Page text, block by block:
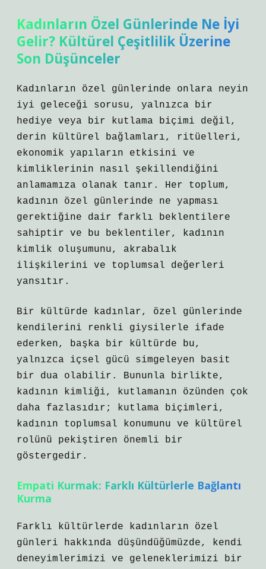
Kadınların Özel Günlerinde Ne İyi
Gelir? Kültürel Çeşitlilik Üzerine
Son Düşünceler
Kadınların özel günlerinde onlara neyin
iyi geleceği sorusu, yalnızca bir
hediye veya bir kutlama biçimi değil,
derin kültürel bağlamları, ritüelleri,
ekonomik yapıların etkisini ve
kimliklerinin nasıl şekillendiğini
anlamamıza olanak tanır. Her toplum,
kadının özel günlerinde ne yapması
gerektiğine dair farklı beklentilere
sahiptir ve bu beklentiler, kadının
kimlik oluşumunu, akrabalık
ilişkilerini ve toplumsal değerleri
yansıtır.
Bir kültürde kadınlar, özel günlerinde
kendilerini renkli giysilerle ifade
ederken, başka bir kültürde bu,
yalnızca içsel gücü simgeleyen basit
bir dua olabilir. Bununla birlikte,
kadının kimliği, kutlamanın özünden çok
daha fazlasıdır; kutlama biçimleri,
kadının toplumsal konumunu ve kültürel
rolünü pekiştiren önemli bir
göstergedir.
Empati Kurmak: Farklı Kültürlerle Bağlantı
Kurma
Farklı kültürlerde kadınların özel
günleri hakkında düşündüğümüzde, kendi
deneyimlerimizi ve geleneklerimizi bir